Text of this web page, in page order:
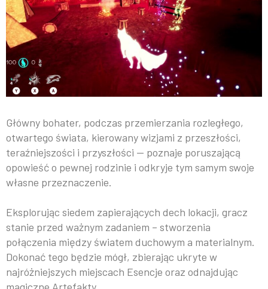
Główny bohater, podczas przemierzania rozległego,
otwartego świata, kierowany wizjami z przeszłości,
teraźniejszości i przyszłości — poznaje poruszającą
opowieść o pewnej rodzinie i odkryje tym samym swoje
własne przeznaczenie.
Eksplorując siedem zapierających dech lokacji, gracz
stanie przed ważnym zadaniem – stworzenia
połączenia między światem duchowym a materialnym.
Dokonać tego będzie mógł, zbierając ukryte w
najróżniejszych miejscach Esencje oraz odnajdując